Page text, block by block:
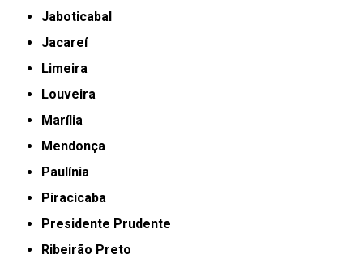
Jaboticabal
Jacareí
Limeira
Louveira
Marília
Mendonça
Paulínia
Piracicaba
Presidente Prudente
Ribeirão Preto